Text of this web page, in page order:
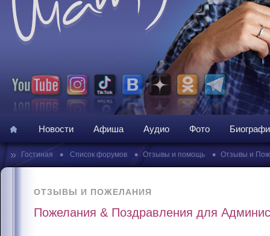
Новости Афиша Аудио Фото
» Гостиная • Список форумов • Отзывы и помощь • Отзывы и
ОТЗЫВЫ И ПОЖЕЛАНИЯ
Пожелания & Поздравления для